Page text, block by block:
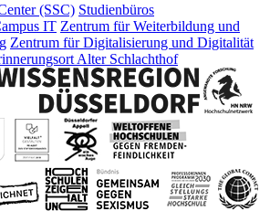
(SSC) Studienbüros
IT Zentrum für Weiterbildung und
Zentrum für Digitalisierung und Digitalität
Alter Schlachthof